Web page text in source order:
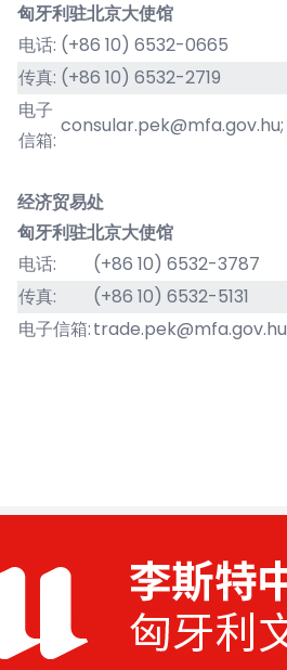
匈牙利驻北京大使馆
电话: (+86 10) 6532-0665
传真: (+86 10) 6532-2719
电子
信箱:
consular.pek@mfa.gov.hu;
经济贸易处
匈牙利驻北京大使馆​
电话:
(+86 10) 6532-3787
传真:
(+86 10) 6532-5131
电子信箱:trade.pek@mfa.gov.hu